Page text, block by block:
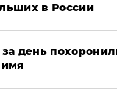
в России
день
имя